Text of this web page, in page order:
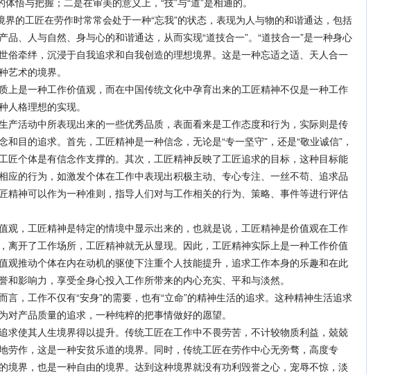
的工匠在劳作时常常会处于一种“忘我”的状态，表现为人与物的和谐通达，包括
品、人与自然、身与心的和谐通达，从而实现“道技合一”。“道技合一”是一种身心
俗牵绊，沉浸于自我追求和自我创造的理想境界。这是一种忘适之适、天人合一
艺术的境界。
是一种工作价值观，而在中国传统文化中孕育出来的工匠精神不仅是一种工作
人格理想的实现。
活动中所表现出来的一些优秀品质，表面看来是工作态度和行为，实际则是传
和目的追求。首先，工匠精神是一种信念，无论是“专一坚守”，还是“敬业诚信”，
匠个体是有信念作支撑的。其次，工匠精神反映了工匠追求的目标，这种目标能
应的行为，如激发个体在工作中表现出积极主动、专心专注、一丝不苟、追求品
精神可以作为一种准则，指导人们对与工作相关的行为、策略、事件等进行评估
，工匠精神是特定的情境中显示出来的，也就是说，工匠精神是价值观在工作
离开了工作场所，工匠精神就无从显现。因此，工匠精神实际上是一种工作价值
观推动个体在内在动机的驱使下注重个人技能提升，追求工作本身的乐趣和在此
和影响力，享受全身心投入工作所带来的内心充实、平和与淡然。
，工作不仅有“安身”的需要，也有“立命”的精神生活的追求。这种精神生活追求
对产品质量的追求，一种纯粹的把事情做好的愿望。
使其人生境界得以提升。传统工匠在工作中不畏劳苦，不计较物质利益，兢兢
劳作，这是一种安贫乐道的境界。同时，传统工匠在劳作中心无旁骛，高度专
境界，也是一种自由的境界。达到这种境界就没有功利毁誉之心，宠辱不惊，淡